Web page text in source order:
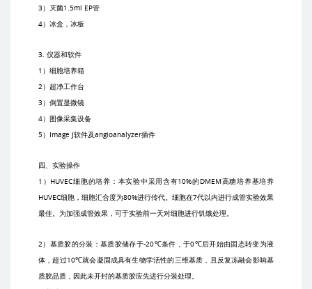
3）灭菌1.5ml EP管
4）冰盒，冰板
3. 仪器和软件
1 ）细胞培养箱
2）超净工作台
3）倒置显微镜
4）图像采集设备
5） Image J软件及angioanalyzer插件
四、实验操作
1 ） HUVEC细胞的培养：本实验中采用含有10%的DMEM高糖培养基培养
HUVEC细胞，细胞汇合度为80%进行传代。细胞在7代以内进行成管实验效果
最佳。为加强成管效果，可于实验前一天对细胞进行饥饿处理。
2）基质胶的分装：基质胶储存于-20℃条件，于0℃后开始由固态转变为液
体，超过10℃就会凝固成具有生物学活性的三维基质，且反复冻融会影响基
质胶品质，因此未开封的基质胶应先进行分装处理。